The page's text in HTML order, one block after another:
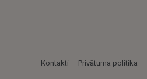
Kontakti Privātuma politika